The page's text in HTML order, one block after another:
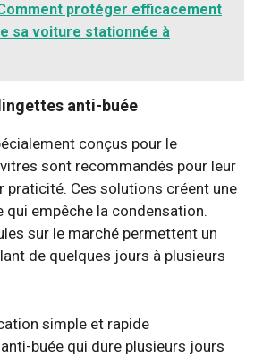
protéger efficacement
sa voiture stationnée à
anti-buée
conçus pour le
sont recommandés pour leur
praticité. Ces solutions créent une
qui empêche la condensation.
sur le marché permettent un
de quelques jours à plusieurs
simple et rapide
buée qui dure plusieurs jours